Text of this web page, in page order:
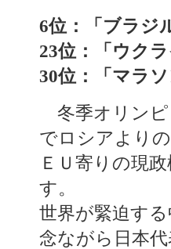
6位：「ブラジ
23位：「ウク
30位：「マラ
冬季オリンピ
でロシアより
ＥＵ寄りの現
す。
世界が緊迫す
念ながら日本